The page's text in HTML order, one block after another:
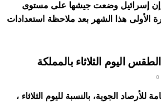
إسرائيل وضعت جيشها على مستوى
الأولى هذا الشهر بعد ملاحظة استعدادات
اليوم الثلاثاء بالمملكة
للأرصاد الجوية، بالنسبة لليوم الثلاثاء ،